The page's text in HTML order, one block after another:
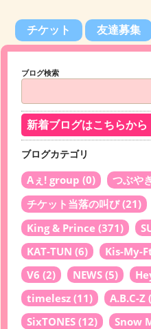
チケット 友達募集
ブログ検索
新着ブログはこちらから
ブログカテゴリ
Aぇ! group (0) つぶや
チケット当落の叫び(21)
King & Prince (371)
KAT-TUN (6) Kis-My-
V6 (2) NEWS (5)
timelesz (11) A.B.C-Z
SixTONES (12) Snow